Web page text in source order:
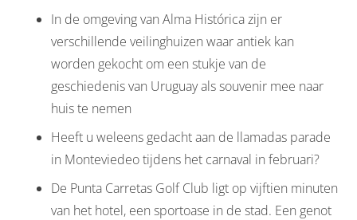
In de omgeving van Alma Histórica zijn er
verschillende veilinghuizen waar antiek kan
worden gekocht om een stukje van de
geschiedenis van Uruguay als souvenir mee naar
huis te nemen
Heeft u weleens gedacht aan de llamadas parade
in Monteviedeo tijdens het carnaval in februari?
De Punta Carretas Golf Club ligt op vijftien minuten
van het hotel, een sportoase in de stad. Een genot